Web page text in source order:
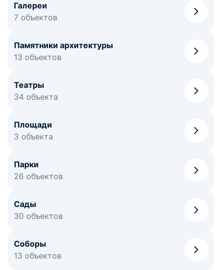
Галереи
7 объектов
Памятники архитектуры
13 объектов
Театры
34 объекта
Площади
3 объекта
Парки
26 объектов
Сады
30 объектов
Соборы
13 объектов